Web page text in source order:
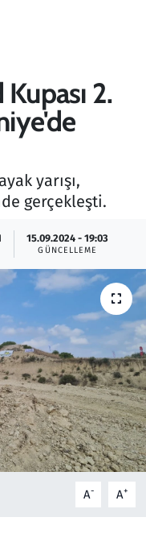
2.
yarışı,
gerçekleşti.
15.09.2024 - 19:03
GÜNCELLEME
A- A+